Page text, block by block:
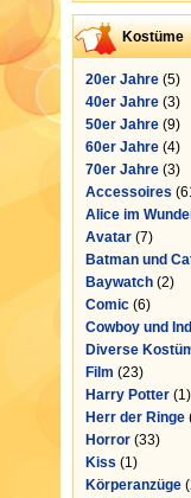
Kostüme
20er Jahre (5)
40er Jahre (3)
50er Jahre (9)
60er Jahre (4)
70er Jahre (3)
Accessoires
Alice im
Avatar (7)
Batman und
Baywatch (2)
Comic (6)
Cowboy und
Diverse
Film (23)
Harry Potter (1)
Herr der Ringe
Horror (33)
Kiss (1)
Körperanzüge